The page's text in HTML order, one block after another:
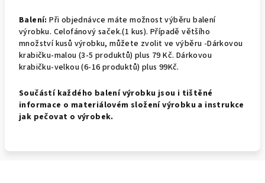
Balení:Při objednávce máte možnost výběru balení
výrobku. Celofánový saček.(1 kus).Případě většího
množství kusů výrobku, můžete zvolit ve výběru -Dárkovou
krabičku-malou (3-5 produktů) plus 79 Kč. Dárkovou
krabičku-velkou (6-16 produktů) plus 99Kč.
Součástí každého balení výrobku jsou i tištěné
informace o materiálovém složení výrobku a instrukce
jak pečovat o výrobek.